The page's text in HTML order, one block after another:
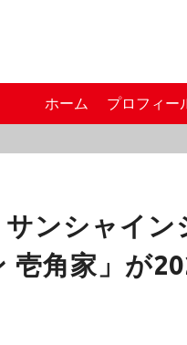
ホーム プロフィー
サンシャイン
壱角家」が